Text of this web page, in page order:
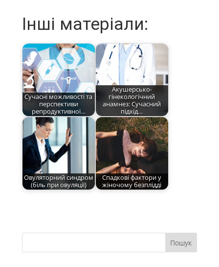
Інші матеріали:
Сучасні можливості та
перспективи
репродуктивної…
Акушерсько-
гінекологічний
анамнез: Сучасний
підхід…
Овуляторний синдром
(біль при овуляції)
Спадкові фактори у
жіночому безплідді
Пошук